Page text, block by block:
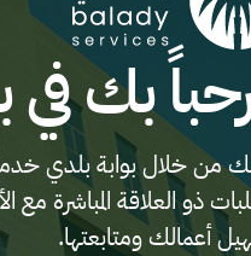
بك
من خلال بوابة بلدي
ذو العلاقة
أعمالك ومتابعتها.